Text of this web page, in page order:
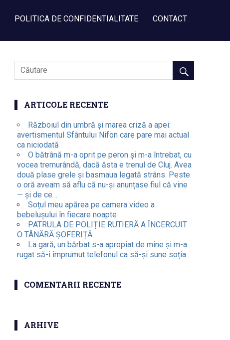
POLITICA DE CONFIDENTIALITATE CONTACT
ARTICOLE RECENTE
Războiul din umbră și marea criză a apei:
avertismentul Sfântului Nifon care pare mai actual
ca niciodată
O bătrână m-a oprit pe peron și m-a întrebat, cu
vocea tremurândă, dacă ăsta e trenul de Cluj. Avea
două plase grele și basmaua legată strâns. Peste
o oră aveam să aflu că nu-și anunțase fiul că vine
— și de ce…
Soțul meu apărea pe camera video a
bebelușului în fiecare noapte
PATRULA DE POLIȚIE RUTIERĂ A ÎNCERCUIT
O TÂNĂRĂ ȘOFERIȚĂ
La gară, un bărbat s-a apropiat de mine și m-a
rugat să-i împrumut telefonul ca să-și sune soția
COMENTARII RECENTE
ARHIVE